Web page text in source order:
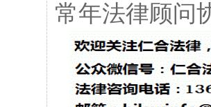
常年法律顾问